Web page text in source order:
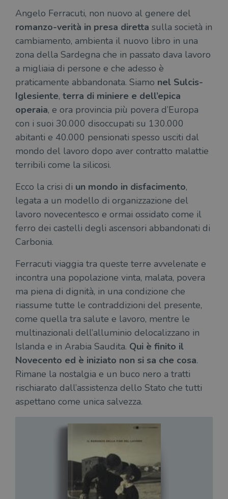
Angelo Ferracuti, non nuovo al genere del
romanzo-verità in presa diretta sulla società in
cambiamento, ambienta il nuovo libro in una
zona della Sardegna che in passato dava lavoro
a migliaia di persone e che adesso è
praticamente abbandonata. Siamo nel Sulcis-
Iglesiente, terra di miniere e dell’epica
operaia, e ora provincia più povera d’Europa
con i suoi 30.000 disoccupati su 130.000
abitanti e 40.000 pensionati spesso usciti dal
mondo del lavoro dopo aver contratto malattie
terribili come la silicosi.
Ecco la crisi di un mondo in disfacimento,
legata a un modello di organizzazione del
lavoro novecentesco e ormai ossidato come il
ferro dei castelli degli ascensori abbandonati di
Carbonia.
Ferracuti viaggia tra queste terre avvelenate e
incontra una popolazione vinta, malata, povera
ma piena di dignità, in una condizione che
riassume tutte le contraddizioni del presente,
come quella tra salute e lavoro, mentre le
multinazionali dell’alluminio delocalizzano in
Islanda e in Arabia Saudita. Qui è finito il
Novecento ed è iniziato non si sa che cosa.
Rimane la nostalgia e un buco nero a tratti
rischiarato dall’assistenza dello Stato che tutti
aspettano come unica salvezza.